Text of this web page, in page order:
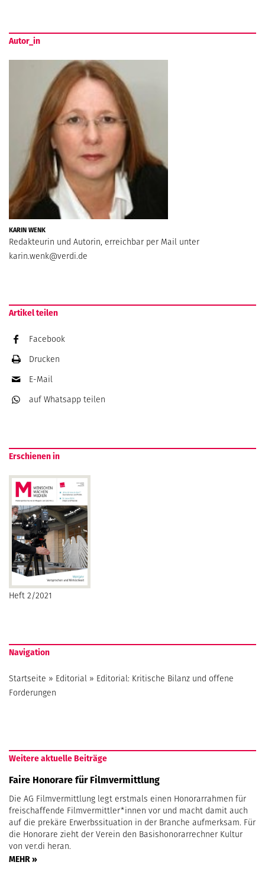
Autor_in
KARIN WENK
Redakteurin und Autorin, erreichbar per Mail unter
karin.wenk@verdi.de
Artikel teilen
Facebook
Drucken
E-Mail
auf Whatsapp teilen
Erschienen in
Heft 2/2021
Navigation
Startseite » Editorial » Editorial: Kritische Bilanz und offene
Forderungen
Weitere aktuelle Beiträge
Faire Honorare für Filmvermittlung
Die AG Filmvermittlung legt erstmals einen Honorarrahmen für
freischaffende Filmvermittler*innen vor und macht damit auch
auf die prekäre Erwerbssituation in der Branche aufmerksam. Für
die Honorare zieht der Verein den Basishonorarrechner Kultur
von ver.di heran.
MEHR »